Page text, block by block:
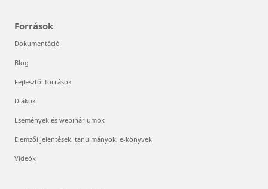
Források
Dokumentáció
Blog
Fejlesztői források
Diákok
Események és webináriumok
Elemzői jelentések, tanulmányok, e-könyvek
Videók